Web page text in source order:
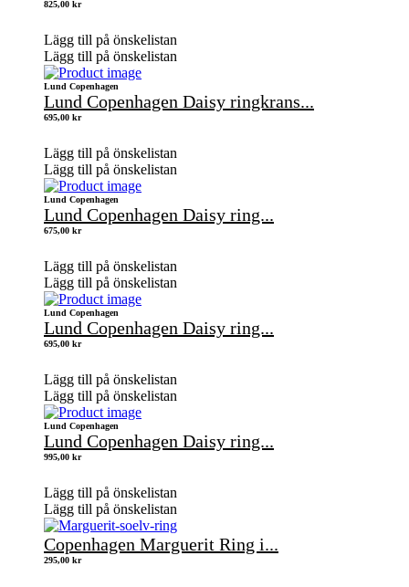
825,00 kr
Lägg till på önskelistan
Lägg till på önskelistan
Lund Copenhagen
Lund Copenhagen Daisy ringkrans...
695,00 kr
Lägg till på önskelistan
Lägg till på önskelistan
Lund Copenhagen
Lund Copenhagen Daisy ring...
675,00 kr
Lägg till på önskelistan
Lägg till på önskelistan
Lund Copenhagen
Lund Copenhagen Daisy ring...
695,00 kr
Lägg till på önskelistan
Lägg till på önskelistan
Lund Copenhagen
Lund Copenhagen Daisy ring...
995,00 kr
Lägg till på önskelistan
Lägg till på önskelistan
Copenhagen Marguerit Ring i...
295,00 kr